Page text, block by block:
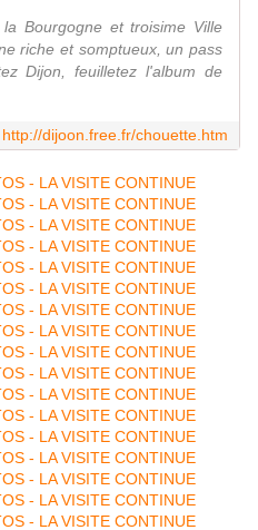
Bourgogne et troisime Ville
riche et somptueux, un pass
Dijon, feuilletez l'album de
http://dijoon.free.fr/chouette.htm